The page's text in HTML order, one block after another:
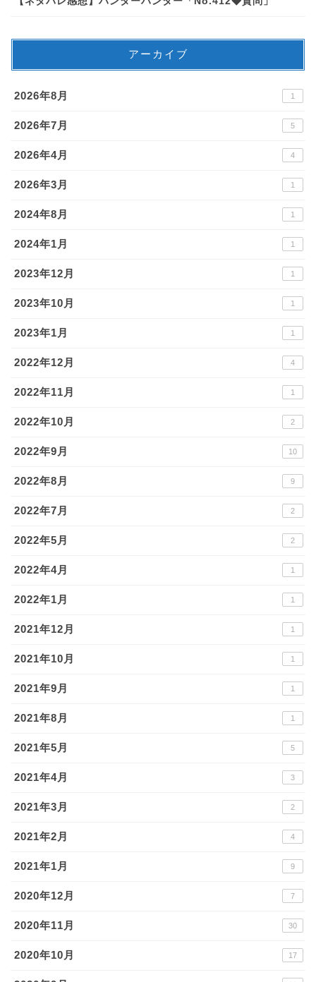
アーカイブ
2026年8月 1
2026年7月 5
2026年4月 4
2026年3月 1
2024年8月 1
2024年1月 1
2023年12月 1
2023年10月 1
2023年1月 1
2022年12月 4
2022年11月 1
2022年10月 2
2022年9月 10
2022年8月 9
2022年7月 2
2022年5月 2
2022年4月 1
2022年1月 1
2021年12月 1
2021年10月 1
2021年9月 1
2021年8月 1
2021年5月 5
2021年4月 3
2021年3月 2
2021年2月 4
2021年1月 9
2020年12月 7
2020年11月 30
2020年10月 17